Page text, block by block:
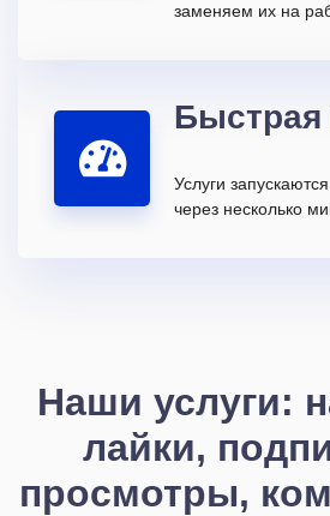
заменяем их на
Быстрая
Услуги
через несколько
Наши услуги:
лайки,
просмотры,